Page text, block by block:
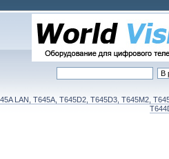
LAN, T645A, T645D2, T645D3, T645M2,